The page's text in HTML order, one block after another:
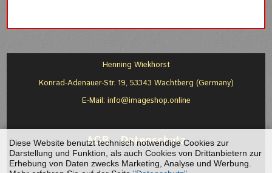
Varianten
Optionen
auf
der
werden
auf.
Optionen
der
Henning Wiekhorst
Konrad-Adenauer-Str. 19, 53343 Wachtberg (Germany)
E-Mail: info@imageshop.online
AGB-Datenschutz
Diese Website benutzt technisch notwendige Cookies zur
Darstellung und Funktion, als auch Cookies von Drittanbietern zur
Erhebung von Daten zwecks Marketing, Analyse und Werbung.